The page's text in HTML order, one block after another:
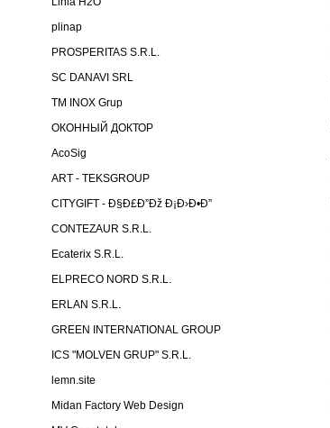
plinap
PROSPERITAS S.R.L.
SC DANAVI SRL
TM INOX Grup
ОКОННЫЙ ДОКТОР
AcoSig
ART - TEKSGROUP
CITYGIFT - Ð§Ð£Ð”Ðž Ð¡Ð›Ð•Ð”
CONTEZAUR S.R.L.
Ecaterix S.R.L.
ELPRECO NORD S.R.L.
ERLAN S.R.L.
GREEN INTERNATIONAL GROUP
ICS "MOLVEN GRUP" S.R.L.
lemn.site
Midan Factory Web Design